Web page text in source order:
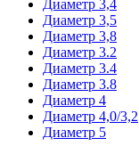
Диаметр 3,4
Диаметр 3,5
Диаметр 3,8
Диаметр 3.2
Диаметр 3.4
Диаметр 3.8
Диаметр 4
Диаметр 4,0/3,2
Диаметр 5